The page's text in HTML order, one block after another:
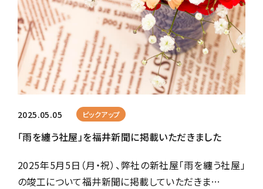
2025.05.05 ピックアップ
「雨を纏う社屋」を福井新聞に掲載いただきました
2025年5月5日（月・祝）、弊社の新社屋「雨を纏う社屋」
の竣工について福井新聞に掲載していただきま…